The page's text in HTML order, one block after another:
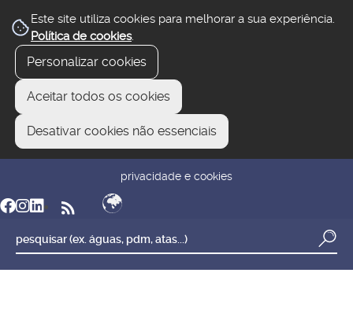
Este site utiliza cookies para melhorar a sua experiência.
Política de cookies.
Personalizar cookies
Aceitar todos os cookies
Desativar cookies não essenciais
privacidade e cookies